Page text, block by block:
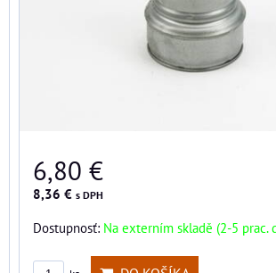
6,80 €
8,36 € s DPH
Dostupnosť: Na externím skladě (2-5 prac.